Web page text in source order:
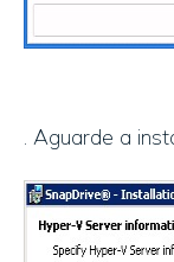
. Aguarde a